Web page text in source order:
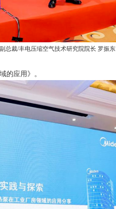
总裁/丰电压缩空气技术研究院院长 罗振东
的应用》。